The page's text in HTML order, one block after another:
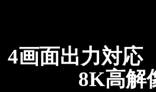
4画面出力対応
8K高解